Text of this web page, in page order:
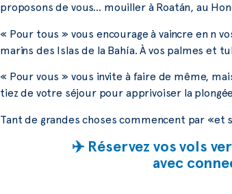
proposons de vous… mouiller à Roatán, au
« Pour tous » vous encourage à vaincre en n
marins des Islas de la Bahía. À vos palmes et
« Pour vous » vous invite à faire de même,
tiez de votre séjour pour apprivoiser la
Tant de grandes choses commencent par «et
✈️ Réservez vos vols
avec